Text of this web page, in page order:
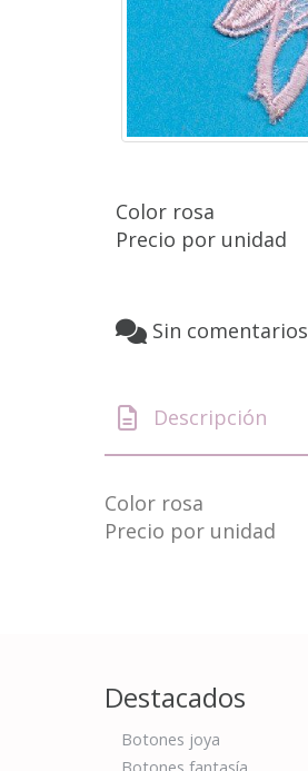
Color rosa
Precio por unidad
Sin comentarios
Descripción
Color rosa
Precio por unidad
Destacados
Botones joya